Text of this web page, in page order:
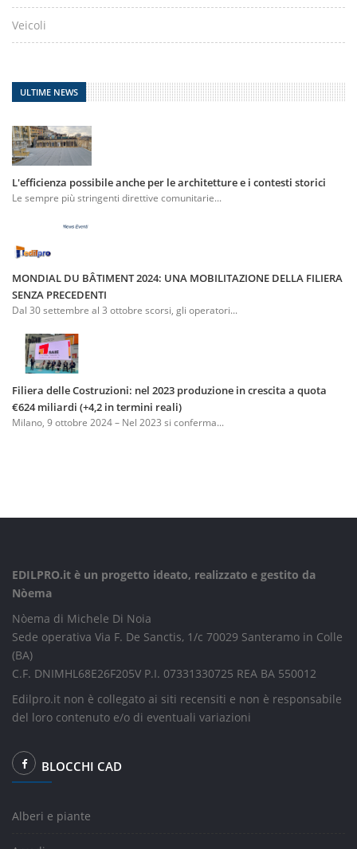
Veicoli
ULTIME NEWS
L'efficienza possibile anche per le architetture e i contesti storici
Le sempre più stringenti direttive comunitarie...
MONDIAL DU BÂTIMENT 2024: UNA MOBILITAZIONE DELLA FILIERA
SENZA PRECEDENTI
Dal 30 settembre al 3 ottobre scorsi, gli operatori...
Filiera delle Costruzioni: nel 2023 produzione in crescita a quota
€624 miliardi (+4,2 in termini reali)
Milano, 9 ottobre 2024 – Nel 2023 si conferma...
EDILPRO.it è un progetto ideato, realizzato e gestito da
Nòema
Nòema di Michele Di Noia
Sede operativa Via F. De Sanctis, 1/c 70029 Santeramo in Colle
(BA)
C.F. DNIMHL68E26F205V P.I. 07331330725 REA BA 550012
Edilpro.it non è collegato ai siti recensiti e non è responsabile
del loro contenuto e/o di eventuali variazioni
BLOCCHI CAD
Alberi e piante